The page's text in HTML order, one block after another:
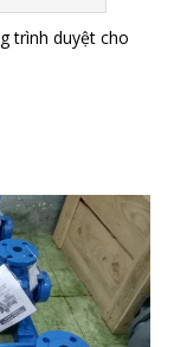
trình duyệt cho